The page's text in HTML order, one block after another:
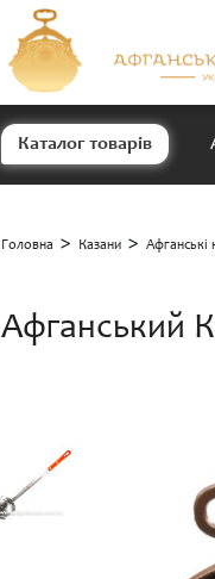
Каталог товарів
Головна > Казани > Афганські
Афганський